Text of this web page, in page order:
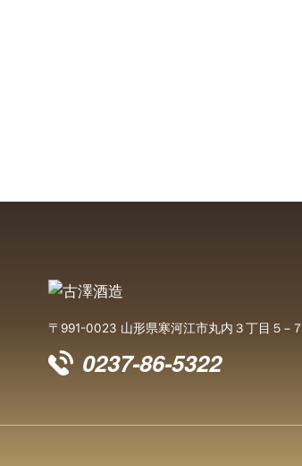
〒991-0023 山形県寒河江市丸内３丁目５−７
0237-86-5322